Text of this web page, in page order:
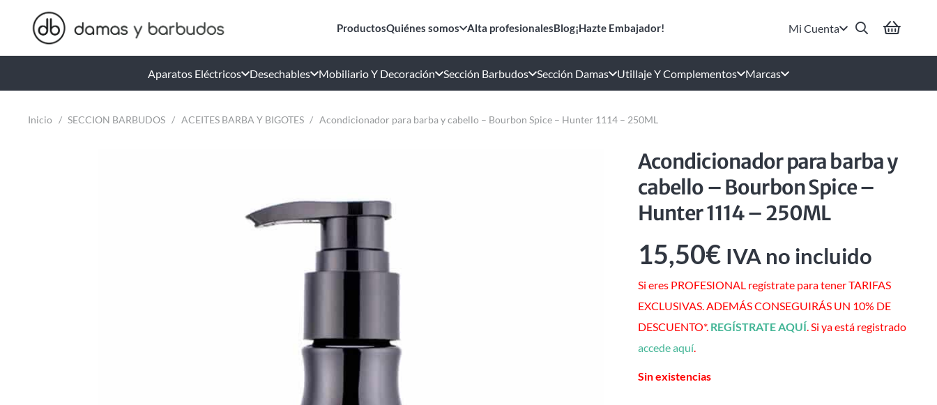
ProductosQuiénes somos Alta profesionalesBlog¡Hazte Embajador! Mi Cuenta
Aparatos Eléctricos Desechables Mobiliario Y Decoración Sección Barbudos Sección Damas Utillaje Y Complementos Marcas
Inicio / SECCION BARBUDOS / ACEITES BARBA Y BIGOTES / Acondicionador para barba y cabello – Bourbon Spice – Hunter 1114 – 250ML
Acondicionador para barba y
cabello – Bourbon Spice –
Hunter 1114 – 250ML
15,50€ IVA no incluido
Si eres PROFESIONAL regístrate para tener TARIFAS
EXCLUSIVAS. ADEMÁS CONSEGUIRÁS UN 10% DE
DESCUENTO*. REGÍSTRATE AQUÍ. Si ya está registrado
accede aquí.
Sin existencias